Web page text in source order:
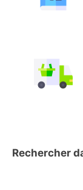
Rechercher